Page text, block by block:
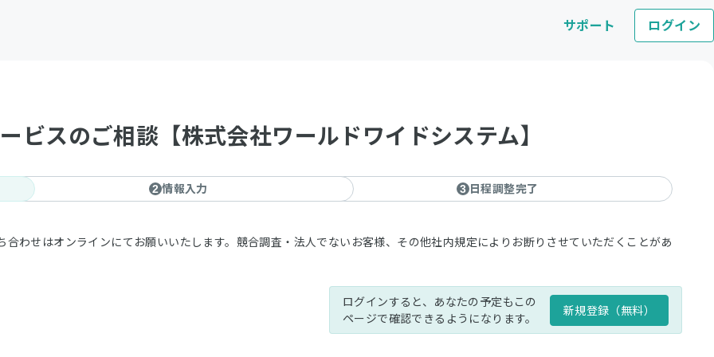
サポート ログイン
ビスのご相談【株式会社ワールドワイドシステム】
2 情報入力 3 日程調整完了
わせはオンラインにてお願いいたします。競合調査・法人でないお客様、その他社内規定によりお断りさせていただくことがあ
ログインすると、あなたの予定もこの
ページで確認できるようになります。
新規登録（無料）